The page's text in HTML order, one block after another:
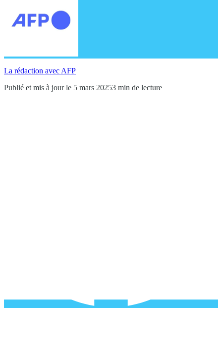
La rédaction avec AFP
Publié et mis à jour le 5 mars 20253 min de lecture